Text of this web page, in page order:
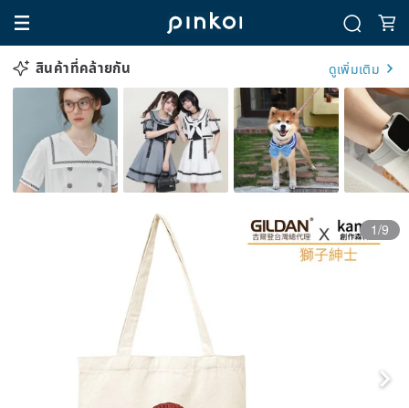
สินค้าที่คล้ายกัน ดูเพิ่มเติม
1/9